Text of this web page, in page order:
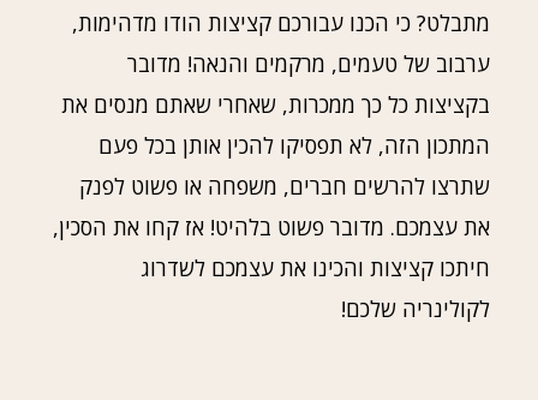
מתבלט? כי הכנו עבורכם קציצות הודו מדהימות,
ערבוב של טעמים, מרקמים והנאה! מדובר
בקציצות כל כך ממכרות, שאחרי שאתם מנסים את
המתכון הזה, לא תפסיקו להכין אותן בכל פעם
שתרצו להרשים חברים, משפחה או פשוט לפנק
את עצמכם. מדובר פשוט בלהיט! אז קחו את הסכין,
חיתכו קציצות והכינו את עצמכם לשדרוג
לקולינריה שלכם!